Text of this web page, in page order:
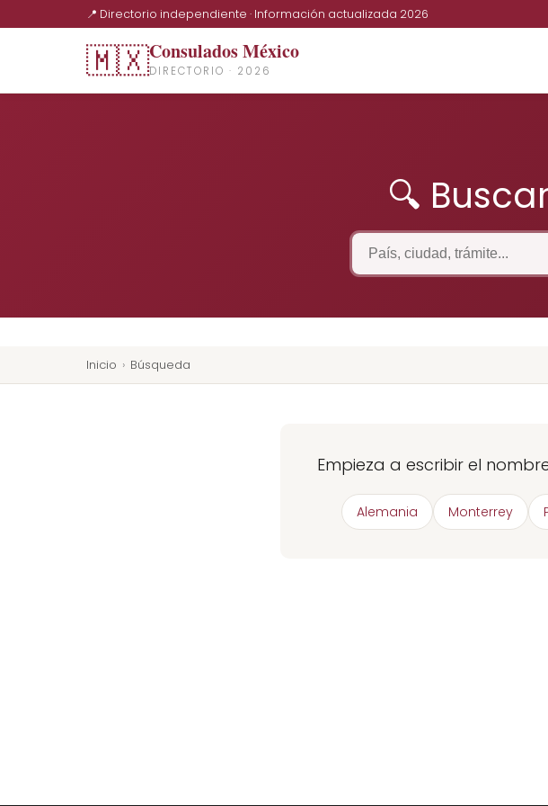
📍 Directorio independiente · Información actualizada 2026
🇲🇽Consulados México
DIRECTORIO · 2026
🔍
Inicio › Búsqueda
Empieza a escribir el
Alemania Monterrey